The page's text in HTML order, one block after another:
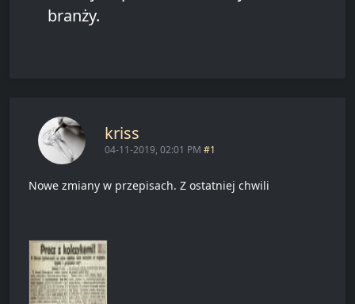
branży.
kriss
04-11-2019, 02:01 PM #1
Nowe zmiany w przepisach. Z ostatniej chwili